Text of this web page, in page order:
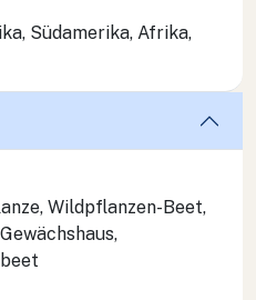
Südamerika, Afrika,
Wildpflanzen-Beet,